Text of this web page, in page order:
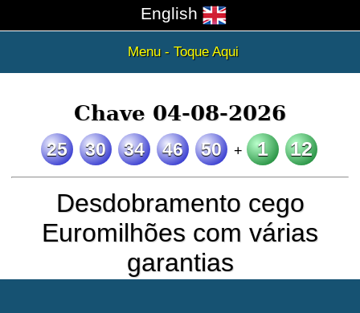
English
Menu - Toque Aqui
Chave 04-08-2026
25 30 34 46 50 + 1 12
Desdobramento cego
Euromilhões com várias
garantias